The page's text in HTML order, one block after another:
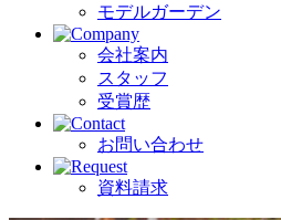
モデルガーデン
会社案内
スタッフ
受賞歴
お問い合わせ
資料請求